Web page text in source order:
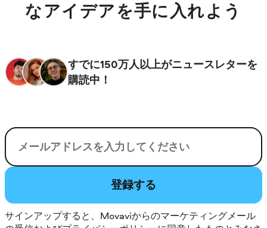
なアイデアを手に入れよう
すでに150万人以上がニュースレターを
購読中！
電子メール
登録する
サインアップすると、Movaviからのマーケティングメール